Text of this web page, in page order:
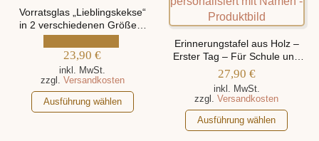
Optionen
können
auf
Produktseite
gewählt
werden
können
auf
der
Produktseite
gewählt
werden
Vorratsglas „Lieblingskekse“
in 2 verschiedenen Größen,
personalisiert mit Namen
23,90€
inkl. MwSt.
zzgl. Versandkosten
Ausführung wählen
Dieses
Produkt
Erinnerungstafel aus Holz –
Erster Tag – Für Schule und
Kindergarten, personalisiert
mit Namen
27,90 €
inkl. MwSt.
zzgl.Versandkosten
Ausführung wählen
Dieses
Produkt